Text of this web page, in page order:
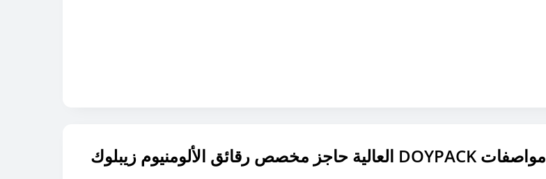
العالية حاجز مخصص رقائق الألومنيوم زيبلوك DOYPACK مواصفات